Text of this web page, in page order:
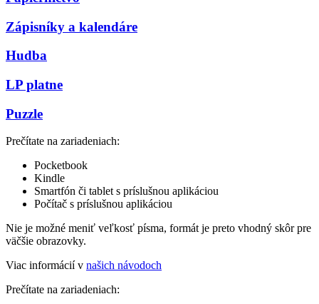
Zápisníky a kalendáre
Hudba
LP platne
Puzzle
Prečítate na zariadeniach:
Pocketbook
Kindle
Smartfón či tablet s príslušnou aplikáciou
Počítač s príslušnou aplikáciou
Nie je možné meniť veľkosť písma, formát je preto vhodný skôr pre
väčšie obrazovky.
Viac informácií v našich návodoch
Prečítate na zariadeniach: